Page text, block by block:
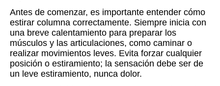
Antes de comenzar, es importante entender cómo
estirar columna correctamente. Siempre inicia con
una breve calentamiento para preparar los
músculos y las articulaciones, como caminar o
realizar movimientos leves. Evita forzar cualquier
posición o estiramiento; la sensación debe ser de
un leve estiramiento, nunca dolor.